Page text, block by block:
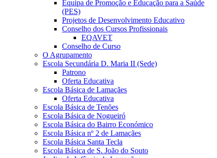
Equipa de Promoção e Educação para a Saúde
(PES)
Projetos de Desenvolvimento Educativo
Conselho dos Cursos Profissionais
EQAVET
Conselho de Curso
O Agrupamento
Escola Secundária D. Maria II (Sede)
Patrono
Oferta Educativa
Escola Básica de Lamaçães
Oferta Educativa
Escola Básica de Tenões
Escola Básica de Nogueiró
Escola Básica do Bairro Económico
Escola Básica nº 2 de Lamaçães
Escola Básica Santa Tecla
Escola Básica de S. João do Souto